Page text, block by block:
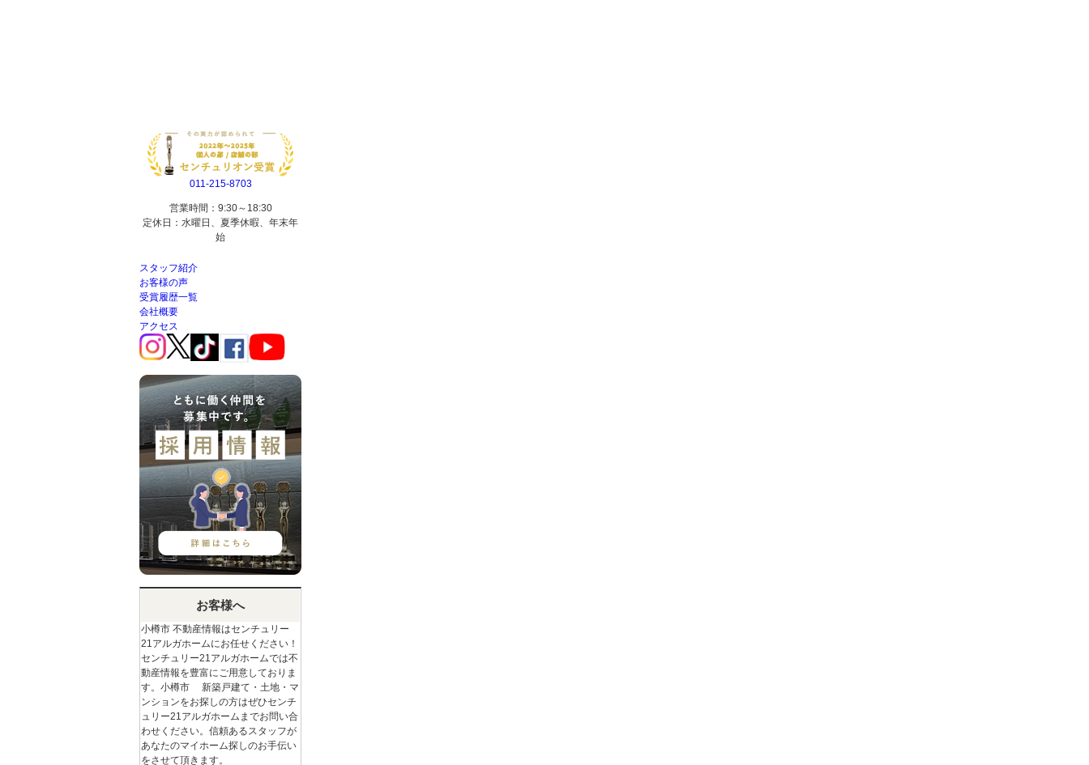
011-215-8703
営業時間：9:30～18:30
定休日：水曜日、夏季休暇、年末年
始
スタッフ紹介
お客様の声
受賞履歴一覧
会社概要
アクセス
お客様へ
小樽市 不動産情報はセンチュリー
21アルガホームにお任せください！
センチュリー21アルガホームでは不
動産情報を豊富にご用意しておりま
す。小樽市 新築戸建て・土地・マ
ンションをお探しの方はぜひセンチ
ュリー21アルガホームまでお問い合
わせください。信頼あるスタッフが
あなたのマイホーム探しのお手伝い
をさせて頂きます。